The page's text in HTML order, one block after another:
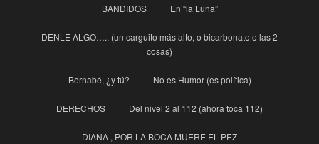
BANDIDOS En “la Luna”
DENLE ALGO….. (un carguito más alto, o bicarbonato o las 2
cosas)
Bernabé, ¿y tú? No es Humor (es política)
DERECHOS Del nivel 2 al 112 (ahora toca 112)
DIANA , POR LA BOCA MUERE EL PEZ